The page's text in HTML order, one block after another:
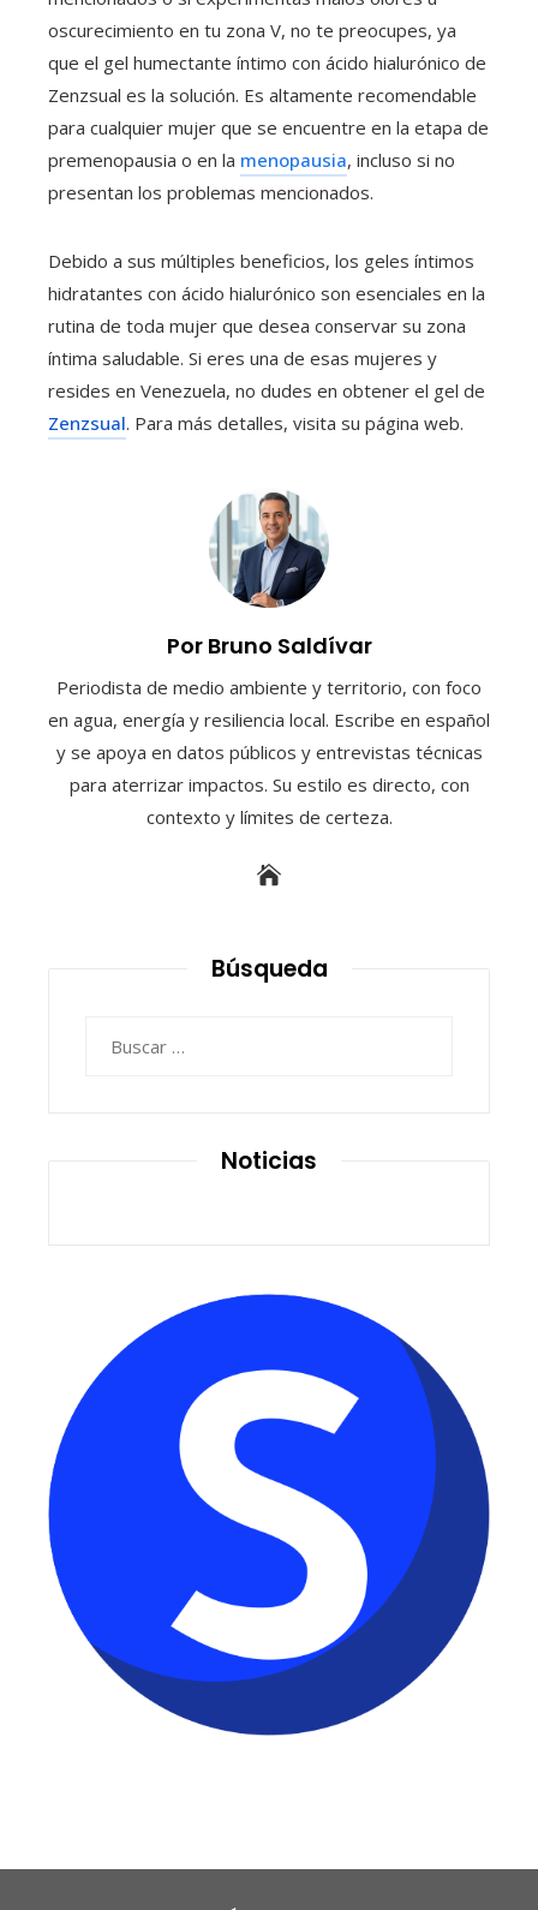
oscurecimiento en tu zona V, no te preocupes, ya
que el gel humectante íntimo con ácido hialurónico de
Zenzsual es la solución. Es altamente recomendable
para cualquier mujer que se encuentre en la etapa de
premenopausia o en la menopausia, incluso si no
presentan los problemas mencionados.
Debido a sus múltiples beneficios, los geles íntimos
hidratantes con ácido hialurónico son esenciales en la
rutina de toda mujer que desea conservar su zona
íntima saludable. Si eres una de esas mujeres y
resides en Venezuela, no dudes en obtener el gel de
Zenzsual. Para más detalles, visita su página web.
Por Bruno Saldívar
Periodista de medio ambiente y territorio, con foco
en agua, energía y resiliencia local. Escribe en español
y se apoya en datos públicos y entrevistas técnicas
para aterrizar impactos. Su estilo es directo, con
contexto y límites de certeza.
Búsqueda
Noticias